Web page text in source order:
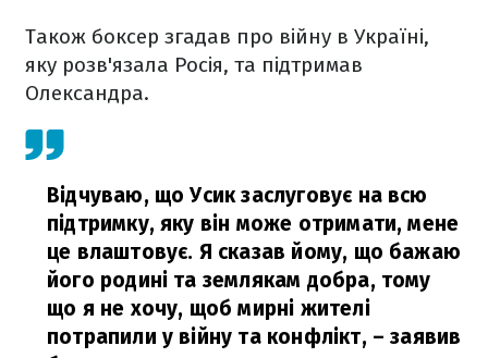
Також боксер згадав про війну в Україні,
яку розв'язала Росія, та підтримав
Олександра.
Відчуваю, що Усик заслуговує на всю
підтримку, яку він може отримати, мене
це влаштовує. Я сказав йому, що бажаю
його родині та землякам добра, тому
що я не хочу, щоб мирні жителі
потрапили у війну та конфлікт, – заявив